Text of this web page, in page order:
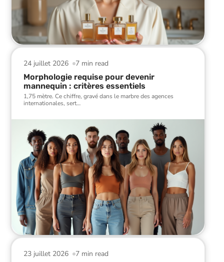
7 min read
24 juillet 2026
Morphologie requise pour devenir
mannequin : critères essentiels
1,75 mètre. Ce chiffre, gravé dans le marbre des agences
internationales, sert…
7 min read
23 juillet 2026